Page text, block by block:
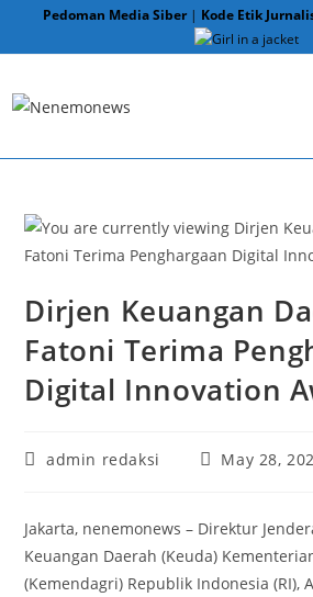
Pedoman Media Siber| Kode Etik
Dirjen Keuangan
Fatoni Terima
Digital Innovation
Postadmin redaksi
PostMay 28,
Jakarta, nenemonews – Direktur
Keuangan Daerah (Keuda)
(Kemendagri) Republik Indonesia (RI),